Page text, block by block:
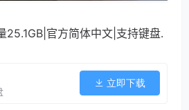
官方简体中文|支持键盘.
立即下载